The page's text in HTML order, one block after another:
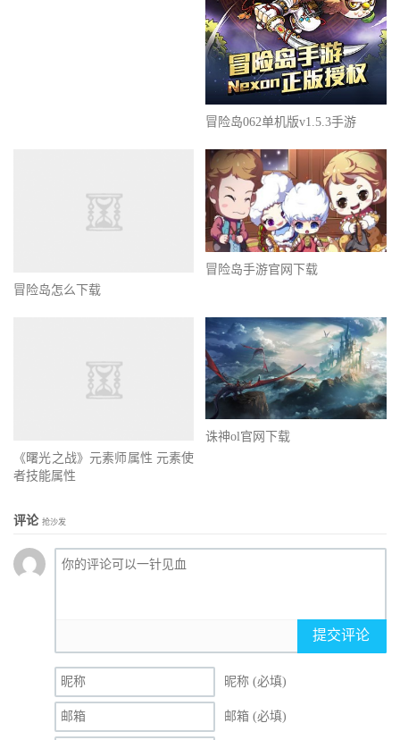
冒险岛062单机版v1.5.3手游
冒险岛怎么下载
冒险岛手游官网下载
《曙光之战》元素师属性 元素使
者技能属性
诛神ol官网下载
评论 抢沙发
提交评论
昵称 (必填)
邮箱 (必填)